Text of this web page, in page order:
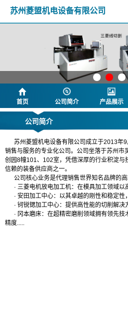
苏州菱盟机电设备有限公司
首页 公司简介 产品展示
公司简介
苏州菱盟机电设备有限公司成立于2013年9
销售与服务的专业化公司。公司坐落于苏州市
创园8幢101、102室，凭借深厚的行业积淀与
信赖的装备供应商之一。
公司核心业务是代理销售世界知名品牌的高
· 三菱电机放电加工机：在模具加工领域以
· 安田加工中心：以其卓越的刚性和稳定性
· 钶锐锶加工中心：提供高性能的切削解决
· 冈本磨床：在超精密磨削领域拥有领先技
精度.....